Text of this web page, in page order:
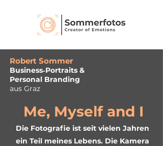
Robert Sommer
Business‑Portraits &
Personal Branding
aus Graz
Me, Myself and I
Die Fotografie ist seit vielen Jahren
ein Teil meines Lebens. Die Kamera